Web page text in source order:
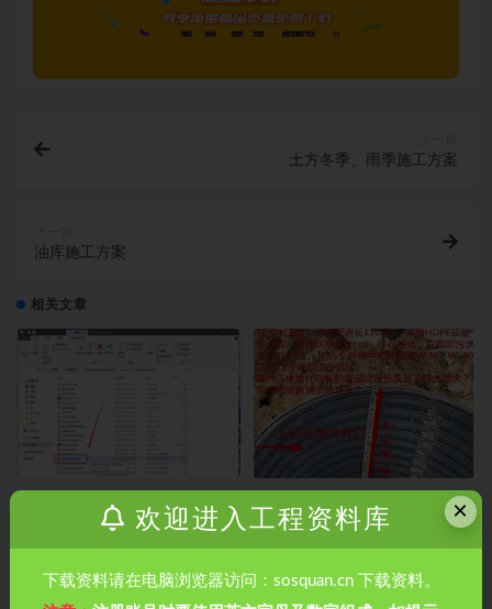
土方冬季、雨季施工方案
油库施工方案
相关文章
市政管道排水工程如何做闭水试
验？市政管道排水工程如何做闭
×
欢迎进入工程资料库
下载资料请在电脑浏览器访问：sosquan.cn 下载资料。